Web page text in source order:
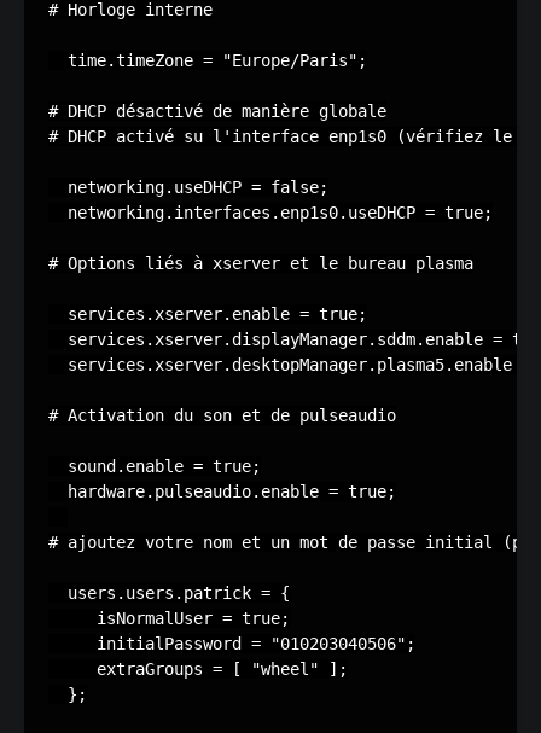
# Horloge interne
  time.timeZone = "Europe/Paris";
# DHCP désactivé de manière globale
# DHCP activé su l'interface enp1s0 (vérifiez le
  networking.useDHCP = false;
  networking.interfaces.enp1s0.useDHCP = true;
# Options liés à xserver et le bureau plasma
  services.xserver.enable = true;
services.xserver.displayManager.sddm.enable =
services.xserver.desktopManager.plasma5.enable =
# Activation du son et de pulseaudio
  sound.enable = true;
  hardware.pulseaudio.enable = true;
# ajoutez votre nom et un mot de passe initial
  users.users.patrick = {
     isNormalUser = true;
     initialPassword = "010203040506";
     extraGroups = [ "wheel" ];
  };